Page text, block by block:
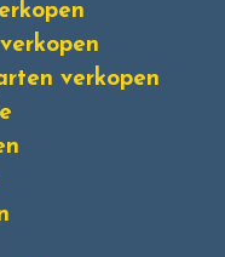
verkopen